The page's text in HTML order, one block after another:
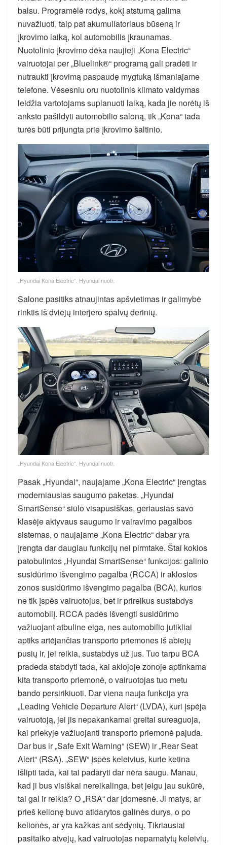
balsu. Programėlė rodys, kokį atstumą galima
nuvažiuoti, taip pat akumuliatoriaus būseną ir
įkrovimo laiką, kol automobilis įkraunamas.
Nuotolinio įkrovimo dėka naujieji „Kona Electric“
vairuotojai per „Bluelink®“ programą gali pradėti ir
nutraukti įkrovimą paspaudę mygtuką išmaniajame
telefone. Vėsesniu oru nuotolinis klimato valdymas
leidžia vartotojams suplanuoti laiką, kada jie norėtų iš
anksto pašildyti automobilio saloną, tik „Kona“ tada
turės būti prijungta prie įkrovimo šaltinio.
„Hyundai Kona Electric“. Hyundai nuotr.
Salone pasitiks atnaujintas apšvietimas ir galimybė
rinktis iš dviejų interjero spalvų derinių.
„Hyundai Kona Electric“. Hyundai nuotr.
Pasak „Hyundai“, naujajame „Kona Electric“ įrengtas
moderniausias saugumo paketas. „Hyundai
SmartSense“ siūlo visapusiškas, geriausias savo
klasėje aktyvaus saugumo ir vairavimo pagalbos
sistemas, o naujajame „Kona Electric“ dabar yra
įrengta dar daugiau funkcijų nei pirmtake. Štai kokios
patobulintos „Hyundai SmartSense“ funkcijos: galinio
susidūrimo išvengimo pagalba (RCCA) ir aklosios
zonos susidūrimo išvengimo pagalba (BCA), kurios
ne tik įspės vairuotojus, bet ir prireikus sustabdys
automobilį. RCCA padės išvengti susidūrimo
važiuojant atbuline eiga, nes automobilio jutikliai
aptiks artėjančias transporto priemones iš abiejų
pusių ir, jei reikia, sustabdys už jus. Tuo tarpu BCA
pradeda stabdyti tada, kai aklojoje zonoje aptinkama
kita transporto priemonė, o vairuotojas tuo metu
bando persirikiuoti. Dar viena nauja funkcija yra
„Leading Vehicle Departure Alert“ (LVDA), kuri įspėja
vairuotoją, jei jis nepakankamai greitai sureaguoja,
kai priekyje važiuojanti transporto priemonė pajuda.
Dar bus ir „Safe Exit Warning“ (SEW) ir „Rear Seat
Alert“ (RSA). „SEW“ įspės keleivius, kurie ketina
išlipti tada, kai tai padaryti dar nėra saugu. Manau,
kad ji bus visiškai nereikalinga, bet jeigu jau sukūrė,
tai gal ir reikia? O „RSA“ dar įdomesnė. Ji matys, ar
prieš kelionę buvo atidarytos galinės durys, o po
kelionės, ar yra kažkas ant sėdynių. Tikriausiai
pasitaiko atvejų, kad vairuotojas nepamatytų keleivių,